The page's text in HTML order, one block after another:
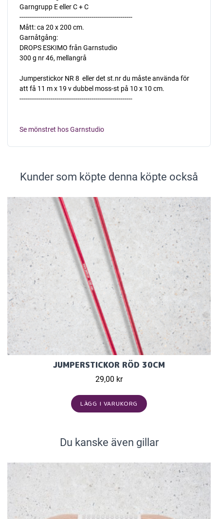
Garngrupp E eller C + C
----------------------------------------------------------
Mått: ca 20 x 200 cm.
Garnåtgång:
DROPS ESKIMO från Garnstudio
300 g nr 46, mellangrå
Jumperstickor NR 8  eller det st.nr du måste använda för
att få 11 m x 19 v dubbel moss-st på 10 x 10 cm.
----------------------------------------------------------
Se mönstret hos Garnstudio
Kunder som köpte denna köpte också
JUMPERSTICKOR RÖD 30CM
29,00 kr
LÄGG I VARUKORG
Du kanske även gillar